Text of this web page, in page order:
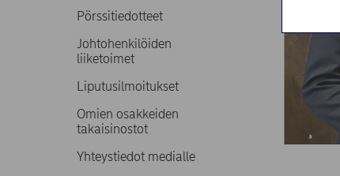
Pörssitiedotteet
Johtohenkilöiden
liiketoimet
Liputusilmoitukset
Omien osakkeiden
takaisinostot
Yhteystiedot medialle